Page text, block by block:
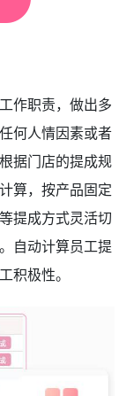
作职责，做出多
何人情因素或者
据门店的提成规
算，按产品固定
提成方式灵活切
自动计算员工提
积极性。